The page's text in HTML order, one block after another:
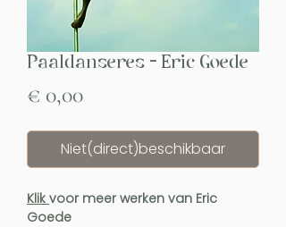
Paaldanseres - Eric Goede
€ 0,00Prijs
Niet(direct)beschikbaar
Klik voor meer werken van Eric
Goede